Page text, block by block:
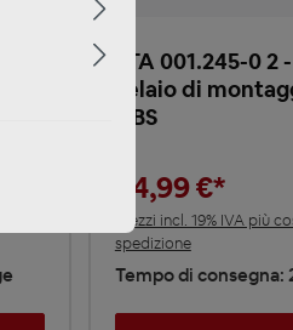
RTA 001.245-0 2
Telaio di
ABS
24,99 €*
Prezzi incl. 19% IVA più
spedizione
Tempo di consegna: